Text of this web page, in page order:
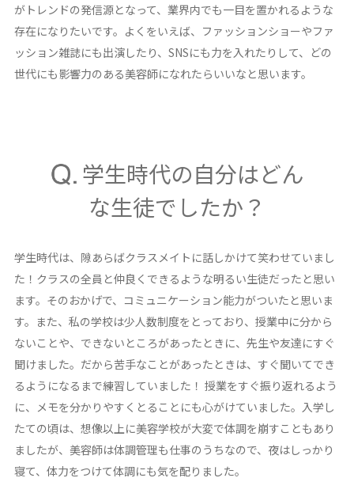
がトレンドの発信源となって、業界内でも一目を置かれるような
存在になりたいです。よくをいえば、ファッションショーやファ
ッション雑誌にも出演したり、SNSにも力を入れたりして、どの
世代にも影響力のある美容師になれたらいいなと思います。
学生時代の自分はどん
な生徒でしたか？
学生時代は、隙あらばクラスメイトに話しかけて笑わせていまし
た！クラスの全員と仲良くできるような明るい生徒だったと思い
ます。そのおかげで、コミュニケーション能力がついたと思いま
す。また、私の学校は少人数制度をとっており、授業中に分から
ないことや、できないところがあったときに、先生や友達にすぐ
聞けました。だから苦手なことがあったときは、すぐ聞いてでき
るようになるまで練習していました！ 授業をすぐ振り返れるよう
に、メモを分かりやすくとることにも心がけていました。入学し
たての頃は、想像以上に美容学校が大変で体調を崩すこともあり
ましたが、美容師は体調管理も仕事のうちなので、夜はしっかり
寝て、体力をつけて体調にも気を配りました。